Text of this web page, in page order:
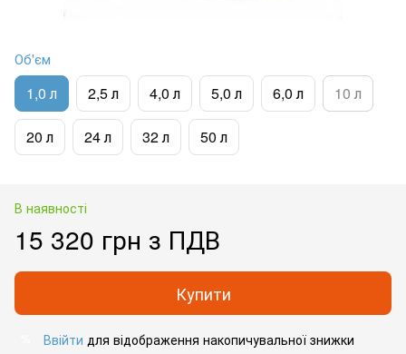
Об'єм
1,0 л 2,5 л 4,0 л 5,0 л 6,0 л 10 л
20 л 24 л 32 л 50 л
В наявності
15 320 грн з ПДВ
Купити
Ввійти для відображення накопичувальної знижки